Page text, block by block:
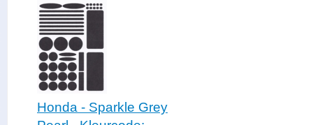
Honda - Sparkle Grey